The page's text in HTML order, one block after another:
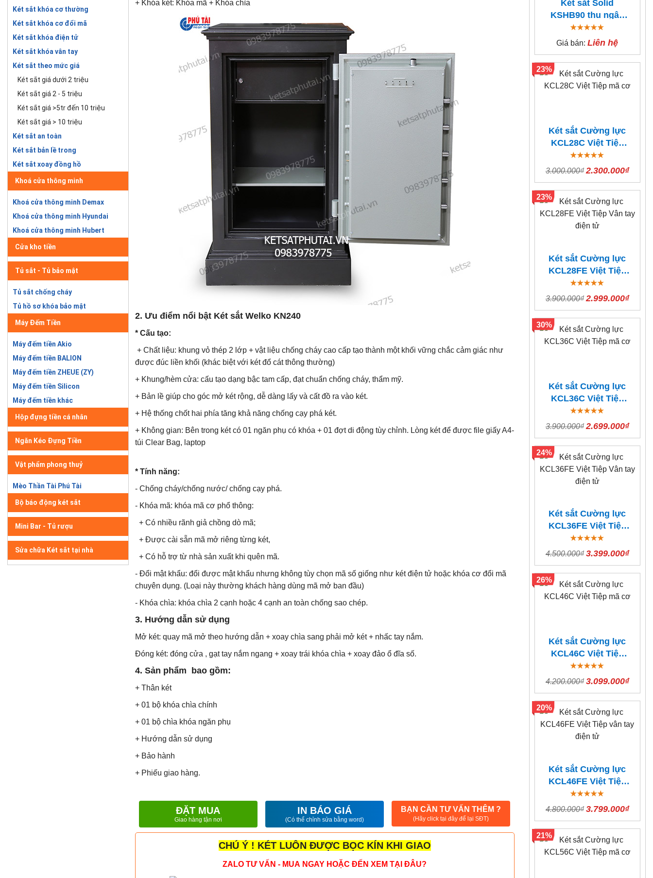
Két sắt khóa cơ thường
Két sắt khóa cơ đổi mã
Két sắt khóa điện tử
Két sắt khóa vân tay
Két sắt theo mức giá
Két sắt giá dưới 2 triệu
Két sắt giá 2 - 5 triệu
Két sắt giá >5tr đến 10 triệu
Két sắt giá > 10 triệu
Két sắt an toàn
Két sắt bản lề trong
Két sắt xoay đồng hồ
Khoá cửa thông minh
Khoá cửa thông minh Demax
Khoá cửa thông minh Hyundai
Khoá cửa thông minh Hubert
Cửa kho tiền
Tủ sắt - Tủ bảo mật
Tủ sắt chống cháy
Tủ hồ sơ khóa bảo mật
Máy Đếm Tiền
Máy đếm tiền Akio
Máy đếm tiền BALION
Máy đếm tiền ZHEUE (ZY)
Máy đếm tiền Silicon
Máy đếm tiền khác
Hộp đựng tiền cá nhân
Ngăn Kéo Đựng Tiền
Vật phẩm phong thuỷ
Mèo Thần Tài Phú Tài
Bộ báo động két sắt
Mini Bar - Tủ rượu
Sửa chữa Két sắt tại nhà
+ Khóa két: Khóa mã + Khóa chìa
2. Ưu điểm nổi bật Két sắt WelkoKN240
* Cấu tạo:
+ Chất liệu: khung vỏ thép 2 lớp + vật liệu chống cháy cao cấp tạo thành một khối vững chắc cảm giác như
được đúc liền khối (khác biệt với két đổ cát thông thường)
+ Khung/hèm cửa: cấu tạo dạng bậc tam cấp, đạt chuẩn chống cháy, thẩm mỹ.
+ Bản lề giúp cho góc mở két rộng, dễ dàng lấy và cất đồ ra vào két.
+ Hệ thống chốt hai phía tăng khả năng chống cạy phá két.
+ Không gian: Bên trong két có 01 ngăn phụ có khóa + 01 đợt di động tùy chỉnh. Lòng két để được file giấy A4-
túi Clear Bag, laptop
* Tính năng:
- Chống cháy/chống nước/ chống cạy phá.
- Khóa mã: khóa mã cơ phổ thông:
+ Có nhiều rãnh giả chồng dò mã;
+ Được cài sẵn mã mở riêng từng két,
+ Có hỗ trợ từ nhà sản xuất khi quên mã.
- Đổi mật khẩu: đổi được mật khẩu nhưng không tùy chọn mã số giống như két điện tử hoặc khóa cơ đổi mã
chuyên dụng. (Loại này thường khách hàng dùng mã mở ban đầu)
- Khóa chìa: khóa chìa 2 cạnh hoặc 4 cạnh an toàn chống sao chép.
3. Hướng dẫn sử dụng
Mở két: quay mã mở theo hướng dẫn + xoay chìa sang phải mở két + nhấc tay nắm.
Đóng két: đóng cửa , gạt tay nắm ngang + xoay trái khóa chìa + xoay đảo ổ đĩa số.
4. Sản phẩm bao gồm:
+ Thân két
+ 01 bộ khóa chìa chính
+ 01 bộ chìa khóa ngăn phụ
+ Hướng dẫn sử dụng
+ Bảo hành
+ Phiếu giao hàng.
ĐẶT MUA
Giao hàng tận nơi
IN BÁO GIÁ
(Có thể chỉnh sửa bằng word)
BẠN CẦN TƯ VẤN THÊM ?
(Hãy click tại đây để lại SĐT)
CHÚ Ý ! KÉT LUÔN ĐƯỢC BỌC KÍN KHI GIAO
ZALO TƯ VẤN - MUA NGAY HOẶC ĐẾN XEM TẠI ĐÂU?
Két sắt Solid
KSHB90 thu ngân
thả tiền
Giá bán:Liên hệ
Két sắt Cường lực
KCL28C Việt Tiệp
mã cơ
3.000.000₫ 2.300.000₫
23%
Két sắt Cường lực
KCL28FE Việt Tiệp
Vân tay điện tử
3.900.000₫ 2.999.000₫
23%
Két sắt Cường lực
KCL36C Việt Tiệp
mã cơ
3.900.000₫ 2.699.000₫
30%
Két sắt Cường lực
KCL36FE Việt Tiệp
Vân tay điện tử
4.500.000₫ 3.399.000₫
24%
Két sắt Cường lực
KCL46C Việt Tiệp
mã cơ
4.200.000₫ 3.099.000₫
26%
Két sắt Cường lực
KCL46FE Việt Tiệp
vân tay điện tử
4.800.000₫ 3.799.000₫
20%
21%